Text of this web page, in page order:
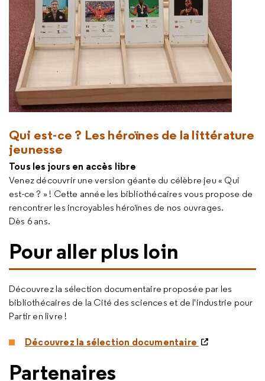
Qui est-ce ? Les héroïnes de la littérature
jeunesse
Tous les jours en accès libre
Venez découvrir une version géante du célèbre jeu « Qui
est-ce ? » ! Cette année les bibliothécaires vous propose de
rencontrer les incroyables héroïnes de nos ouvrages.
Dès 6 ans.
Pour aller plus loin
Découvrez la sélection documentaire proposée par les
bibliothécaires de la Cité des sciences et de l'industrie pour
Partir en livre !
Découvrez la sélection documentaire
Partenaires